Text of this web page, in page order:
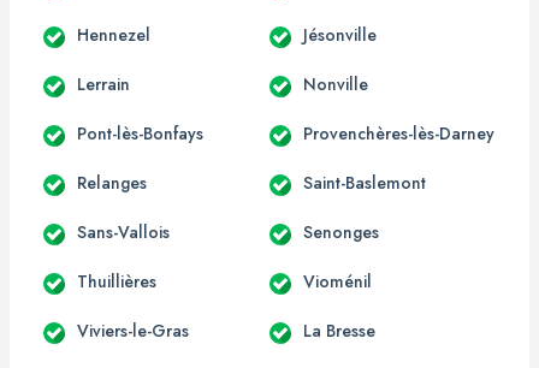
Hennezel Jésonville
Lerrain Nonville
Pont-lès-Bonfays Provenchères-lès-Darney
Relanges Saint-Baslemont
Sans-Vallois Senonges
Thuillières Vioménil
Viviers-le-Gras La Bresse